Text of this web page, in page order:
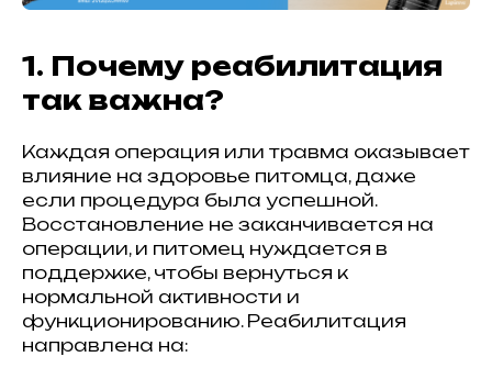
1. Почему реабилитация
так важна?
Каждая операция или травма оказывает
влияние на здоровье питомца, даже
если процедура была успешной.
Восстановление не заканчивается на
операции, и питомец нуждается в
поддержке, чтобы вернуться к
нормальной активности и
функционированию. Реабилитация
направлена на: